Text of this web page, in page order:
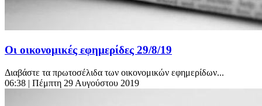
Οι οικονομικές εφημερίδες 29/8/19
Διαβάστε τα πρωτοσέλιδα των οικονομικών εφημερίδων...
06:38 | Πέμπτη 29 Αυγούστου 2019